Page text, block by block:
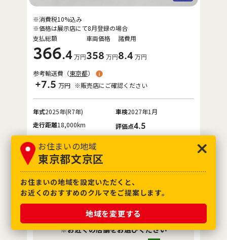
お住まいの地域
東京都文京区
お住まいの地域を設定いただくと、
お近くのおすすめのクルマをご提案します。
地域を変更する
支払総額
366.4 万円
車両価格
358 万円
諸費用
8.4 万円
※消費税10%込み
※価格は展示店にて8月登録の場合
参考輸送費（東京都）
+7.5 万円 ※販売店にご確認ください
年式2025年(R7年) 車検2027年1月
走行距離18,000km 評価点4.5
保証 ロングラン保証付
整備定期点検整備付
お取り寄せ車両
各種お問合せ
※お近くの店舗をお選びください